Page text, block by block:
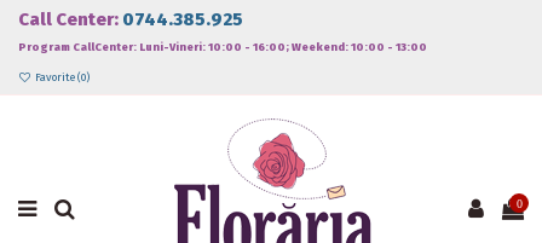
Call Center: 0744.385.925
Program CallCenter: Luni-Vineri: 10:00 - 16:00; Weekend: 10:00 - 13:00
Favorite (0)
0